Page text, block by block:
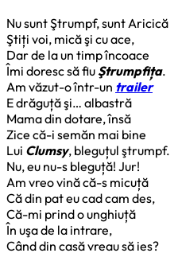
Nu sunt Ştrumpf, sunt Aricică
Ştiți voi, mică şi cu ace,
Dar de la un timp încoace
Îmi doresc să fiuŞtrumpfița.
Am văzut-o într-un trailer
E drăguță şi… albastră
Mama din dotare, însă
Zice că-i semăn mai bine
Lui Clumsy, bleguțul ştrumpf.
Nu, eu nu-s bleguță! Jur!
Am vreo vină că-s micuță
Că din pat eu cad cam des,
Că-mi prind o unghiuță
În uşa de la intrare,
Când din casă vreau să ies?